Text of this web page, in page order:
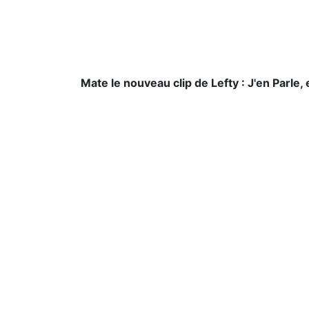
Mate le nouveau clip de Lefty : J'en